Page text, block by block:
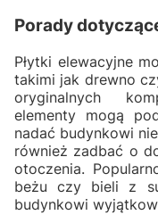
Porady
Płytki elewacyjne
takimi jak drewno
oryginalnych
elementy mogą
nadać budynkowi
również zadbać o
otoczenia.
beżu czy bieli z
budynkowi